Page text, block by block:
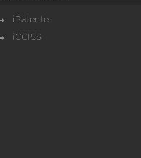
iPatente
iCCISS